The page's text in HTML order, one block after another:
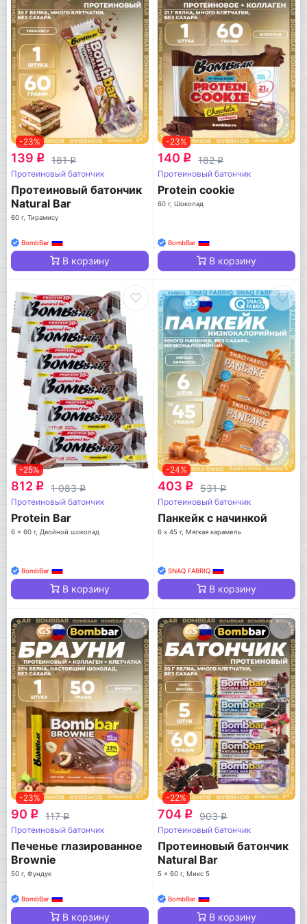
-23%
139 q 181q
Протеиновый батончик
Протеиновый батончик
Natural Bar
60 г, Тирамису
BombBar
В корзину
-23%
140 q 182q
Протеиновый батончик
Protein cookie
60 г, Шоколад
BombBar
В корзину
-25%
812 q 1 083q
Протеиновый батончик
Protein Bar
6 x 60 г, Двойной шоколад
BombBar
В корзину
-24%
403 q 531q
Протеиновый батончик
Панкейк с начинкой
6 х 45 г, Мягкая карамель
SNAQ FABRIQ
В корзину
-23%
90 q 117q
Протеиновый батончик
Печенье глазированное
Brownie
50 г, Фундук
BombBar
В корзину
-22%
704 q 903q
Протеиновый батончик
Протеиновый батончик
Natural Bar
5 x 60 г, Микс 5
BombBar
В корзину